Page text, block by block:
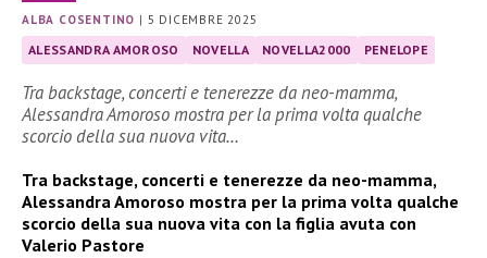
ALBA COSENTINO | 5 DICEMBRE 2025
ALESSANDRA AMOROSO NOVELLA NOVELLA2000 PENELOPE
Tra backstage, concerti e tenerezze da neo-mamma,
Alessandra Amoroso mostra per la prima volta qualche
scorcio della sua nuova vita…
Tra backstage, concerti e tenerezze da neo-mamma,
Alessandra Amoroso mostra per la prima volta qualche
scorcio della sua nuova vita con la figlia avuta con
Valerio Pastore